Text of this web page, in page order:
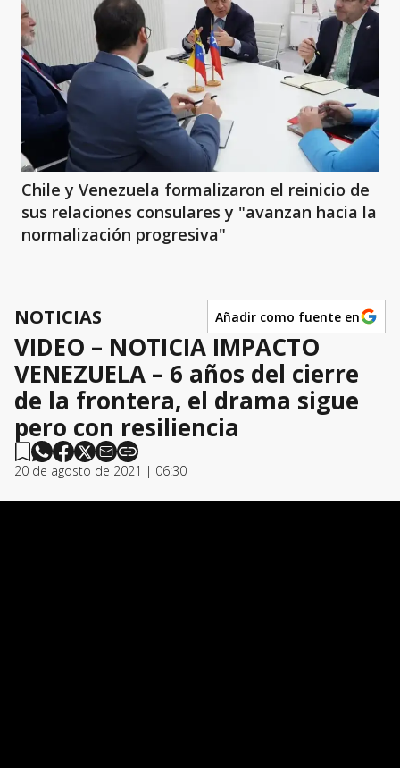
Chile y Venezuela formalizaron el reinicio de
sus relaciones consulares y "avanzan hacia la
normalización progresiva"
NOTICIAS Añadir como fuente en
VIDEO – NOTICIA IMPACTO
VENEZUELA – 6 años del cierre
de la frontera, el drama sigue
pero con resiliencia
20 de agosto de 2021 | 06:30